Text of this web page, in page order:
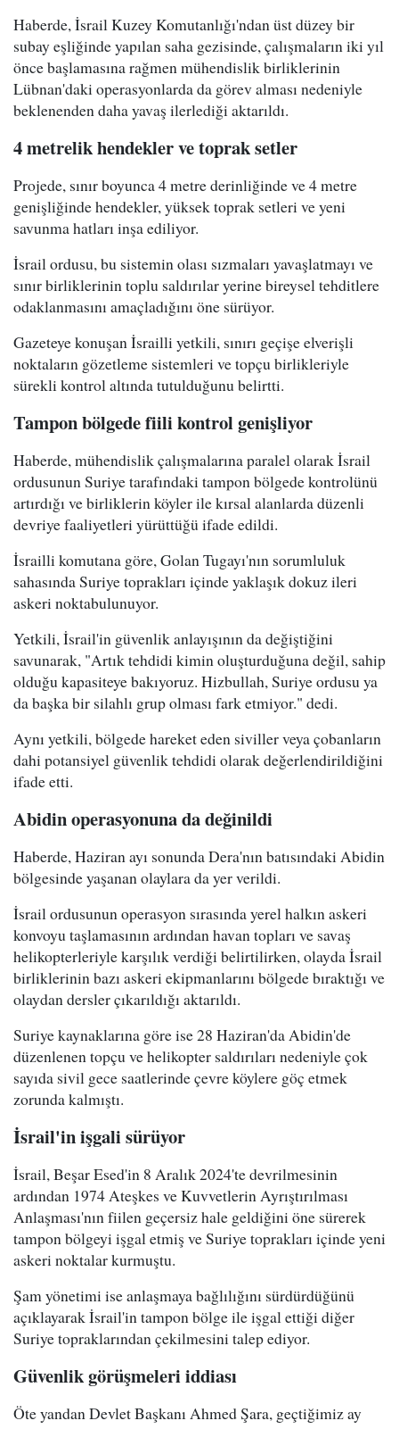
Haberde, İsrail Kuzey Komutanlığı'ndan üst düzey bir
subay eşliğinde yapılan saha gezisinde, çalışmaların iki yıl
önce başlamasına rağmen mühendislik birliklerinin
Lübnan'daki operasyonlarda da görev alması nedeniyle
beklenenden daha yavaş ilerlediği aktarıldı.
4 metrelik hendekler ve toprak setler
Projede, sınır boyunca 4 metre derinliğinde ve 4 metre
genişliğinde hendekler, yüksek toprak setleri ve yeni
savunma hatları inşa ediliyor.
İsrail ordusu, bu sistemin olası sızmaları yavaşlatmayı ve
sınır birliklerinin toplu saldırılar yerine bireysel tehditlere
odaklanmasını amaçladığını öne sürüyor.
Gazeteye konuşan İsrailli yetkili, sınırı geçişe elverişli
noktaların gözetleme sistemleri ve topçu birlikleriyle
sürekli kontrol altında tutulduğunu belirtti.
Tampon bölgede fiili kontrol genişliyor
Haberde, mühendislik çalışmalarına paralel olarak İsrail
ordusunun Suriye tarafındaki tampon bölgede kontrolünü
artırdığı ve birliklerin köyler ile kırsal alanlarda düzenli
devriye faaliyetleri yürüttüğü ifade edildi.
İsrailli komutana göre, Golan Tugayı'nın sorumluluk
sahasında Suriye toprakları içinde yaklaşık dokuz ileri
askeri noktabulunuyor.
Yetkili, İsrail'in güvenlik anlayışının da değiştiğini
savunarak, "Artık tehdidi kimin oluşturduğuna değil, sahip
olduğu kapasiteye bakıyoruz. Hizbullah, Suriye ordusu ya
da başka bir silahlı grup olması fark etmiyor." dedi.
Aynı yetkili, bölgede hareket eden siviller veya çobanların
dahi potansiyel güvenlik tehdidi olarak değerlendirildiğini
ifade etti.
Abidin operasyonuna da değinildi
Haberde, Haziran ayı sonunda Dera'nın batısındaki Abidin
bölgesinde yaşanan olaylara da yer verildi.
İsrail ordusunun operasyon sırasında yerel halkın askeri
konvoyu taşlamasının ardından havan topları ve savaş
helikopterleriyle karşılık verdiği belirtilirken, olayda İsrail
birliklerinin bazı askeri ekipmanlarını bölgede bıraktığı ve
olaydan dersler çıkarıldığı aktarıldı.
Suriye kaynaklarına göre ise 28 Haziran'da Abidin'de
düzenlenen topçu ve helikopter saldırıları nedeniyle çok
sayıda sivil gece saatlerinde çevre köylere göç etmek
zorunda kalmıştı.
İsrail'in işgali sürüyor
İsrail, Beşar Esed'in 8 Aralık 2024'te devrilmesinin
ardından 1974 Ateşkes ve Kuvvetlerin Ayrıştırılması
Anlaşması'nın fiilen geçersiz hale geldiğini öne sürerek
tampon bölgeyi işgal etmiş ve Suriye toprakları içinde yeni
askeri noktalar kurmuştu.
Şam yönetimi ise anlaşmaya bağlılığını sürdürdüğünü
açıklayarak İsrail'in tampon bölge ile işgal ettiği diğer
Suriye topraklarından çekilmesini talep ediyor.
Güvenlik görüşmeleri iddiası
Öte yandan Devlet Başkanı Ahmed Şara, geçtiğimiz ay